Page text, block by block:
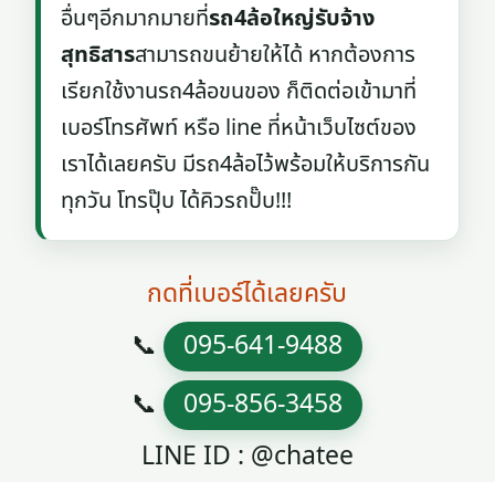
อื่นๆอีกมากมายที่รถ4ล้อใหญ่รับจ้าง
สุทธิสารสามารถขนย้ายให้ได้ หากต้องการ
เรียกใช้งานรถ4ล้อขนของ ก็ติดต่อเข้ามาที่
เบอร์โทรศัพท์ หรือ line ที่หน้าเว็บไซต์ของ
เราได้เลยครับ มีรถ4ล้อไว้พร้อมให้บริการกัน
ทุกวัน โทรปุ๊บ ได้คิวรถปั๊บ!!!
กดที่เบอร์ได้เลยครับ
📞 095-641-9488
📞 095-856-3458
LINE ID : @chatee